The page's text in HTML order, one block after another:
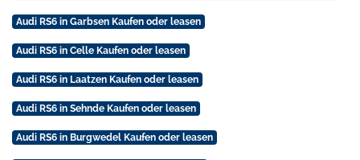
Audi RS6 in Garbsen Kaufen oder leasen
Audi RS6 in Celle Kaufen oder leasen
Audi RS6 in Laatzen Kaufen oder leasen
Audi RS6 in Sehnde Kaufen oder leasen
Audi RS6 in Burgwedel Kaufen oder leasen